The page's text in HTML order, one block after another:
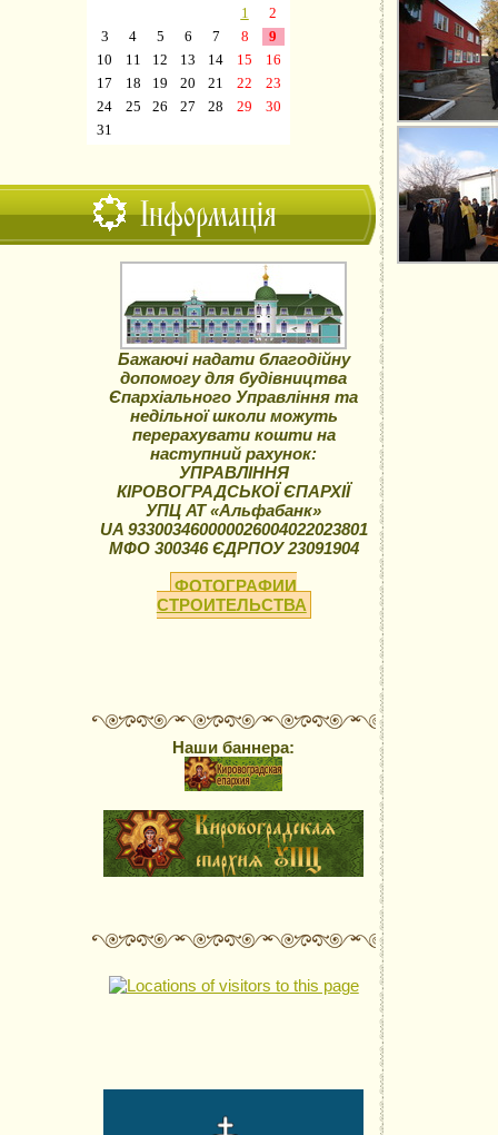
Інформація
Бажаючі надати благодійну
допомогу для будівництва
Єпархіального Управління та
недільної школи можуть
перерахувати кошти на
наступний рахунок:
УПРАВЛІННЯ
КІРОВОГРАДСЬКОЇ ЄПАРХІЇ
УПЦ АТ «Альфабанк»
UA 933003460000026004022023801
МФО 300346 ЄДРПОУ 23091904
ФОТОГРАФИИ
СТРОИТЕЛЬСТВА
Наши баннера: